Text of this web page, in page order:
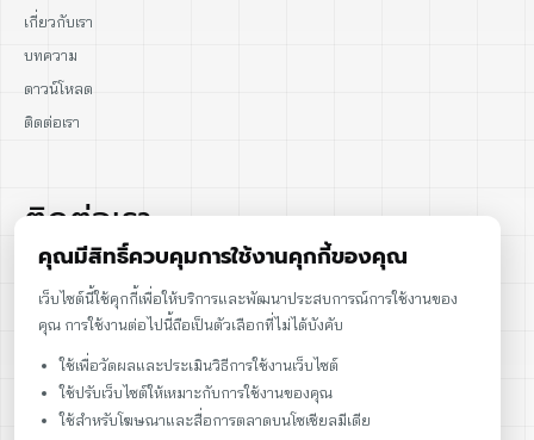
เกี่ยวกับเรา
บทความ
ดาวน์โหลด
ติดต่อเรา
ติดต่อเรา
086-086-2000
sales@cst.co.th
คุณมีสิทธิ์ควบคุมการใช้งานคุกกี้ของคุณ
เว็บไซต์นี้ใช้คุกกี้เพื่อให้บริการและพัฒนาประสบการณ์การใช้งานของ
คุณ การใช้งานต่อไปนี้ถือเป็นตัวเลือกที่ไม่ได้บังคับ
ใช้เพื่อวัดผลและประเมินวิธีการใช้งานเว็บไซต์
ใช้ปรับเว็บไซต์ให้เหมาะกับการใช้งานของคุณ
ใช้สำหรับโฆษณาและสื่อการตลาดบนโซเชียลมีเดีย